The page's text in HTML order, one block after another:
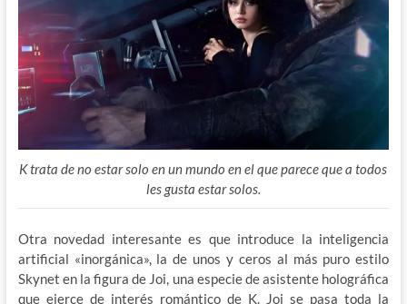
K trata de no estar solo en un mundo en el que parece que a todos
les gusta estar solos.
Otra novedad interesante es que introduce la inteligencia
artificial «inorgánica», la de unos y ceros al más puro estilo
Skynet en la figura de Joi, una especie de asistente holográfica
que ejerce de interés romántico de K. Joi se pasa toda la